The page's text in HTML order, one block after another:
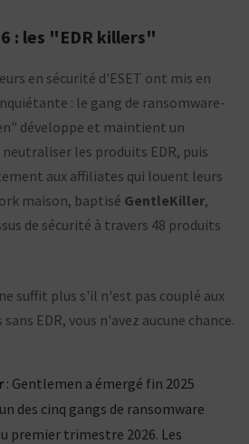
: les "EDR killers"
en sécurité d'ESET ont mis en
: le gang de ransomware-
développe et maintient un
les produits EDR, puis
aux affiliates qui louent leurs
maison, baptisé GentleKiller,
de sécurité à travers 48 produits
suffit plus s'il n'est pas couplé aux
EDR, vous n'avez aucune chance.
: Gentlemen a émergé fin 2025
des cinq gangs de ransomware
premier trimestre 2026. Les